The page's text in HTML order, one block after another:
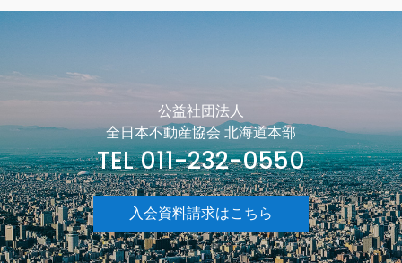
公益社団法人
全日本不動産協会 北海道本部
TEL 011-232-0550
入会資料請求はこちら